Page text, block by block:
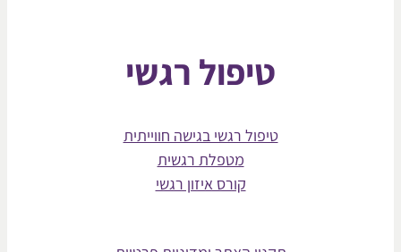
טיפול רגשי
טיפול רגשי בגישה חווייתית
מטפלת רגשית
קורס איזון רגשי